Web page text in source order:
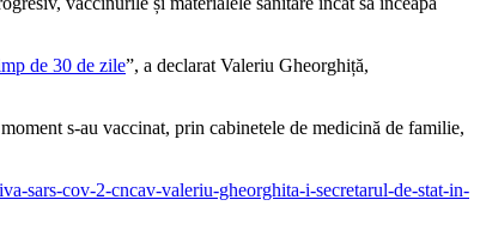
de 30 de zile”, a declarat Valeriu Gheorghiță,
s-au vaccinat, prin cabinetele de medicină de familie,
sars-cov-2-cncav-valeriu-gheorghita-i-secretarul-de-stat-in-